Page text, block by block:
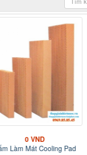
0 VND
Làm Mát Cooling Pad